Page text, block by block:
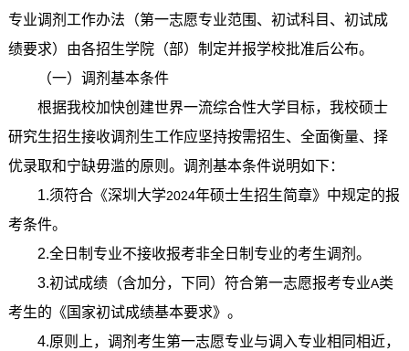
专业调剂工作办法（第一志愿专业范围、初试科目、初试成
绩要求）由各招生学院（部）制定并报学校批准后公布。
（一）调剂基本条件
根据我校加快创建世界一流综合性大学目标，我校硕士
研究生招生接收调剂生工作应坚持按需招生、全面衡量、择
优录取和宁缺毋滥的原则。调剂基本条件说明如下：
1.须符合《深圳大学2024年硕士生招生简章》中规定的报
考条件。
2.全日制专业不接收报考非全日制专业的考生调剂。
3.初试成绩（含加分，下同）符合第一志愿报考专业A类
考生的《国家初试成绩基本要求》。
4.原则上，调剂考生第一志愿专业与调入专业相同相近，